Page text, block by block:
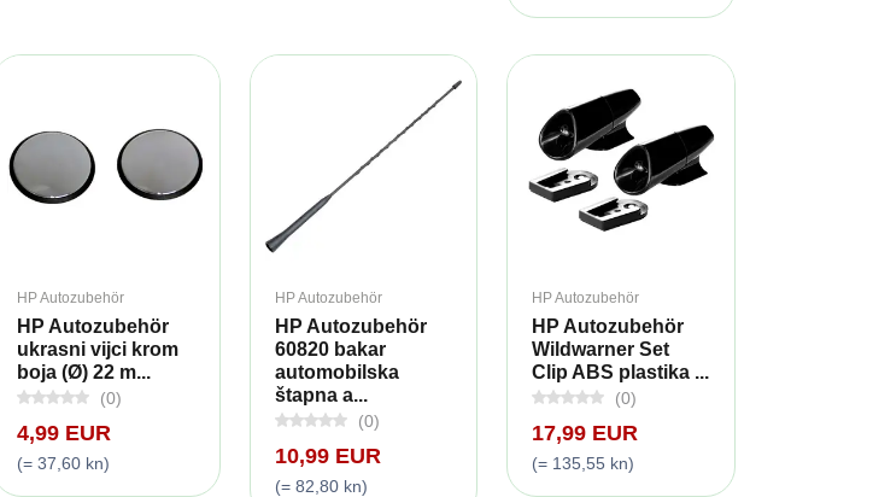
HP Autozubehör
HP Autozubehör
ukrasni vijci krom
boja (Ø) 22 m...
(0)
4,99 EUR
(= 37,60 kn)
HP Autozubehör
HP Autozubehör
60820 bakar
automobilska
štapna a...
(0)
10,99 EUR
(= 82,80 kn)
HP Autozubehör
HP Autozubehör
Wildwarner Set
Clip ABS plastika ...
(0)
17,99 EUR
(= 135,55 kn)